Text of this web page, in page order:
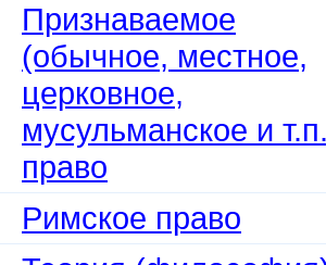
Признаваемое
(обычное, местное,
церковное,
мусульманское и
право
Римское право